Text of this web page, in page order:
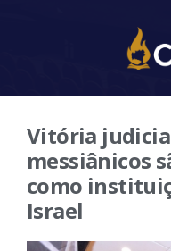
Vitória
messiânicos
como
Israel